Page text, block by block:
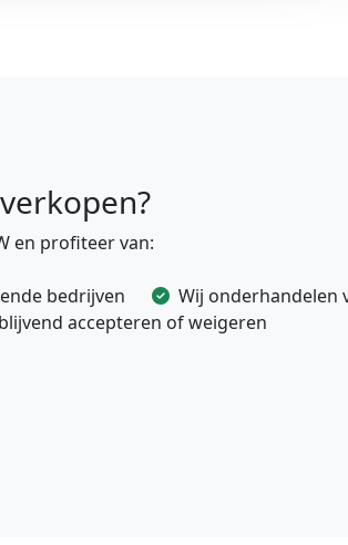
en profiteer van:
bedrijven
Wij onderhandelen
accepteren of weigeren